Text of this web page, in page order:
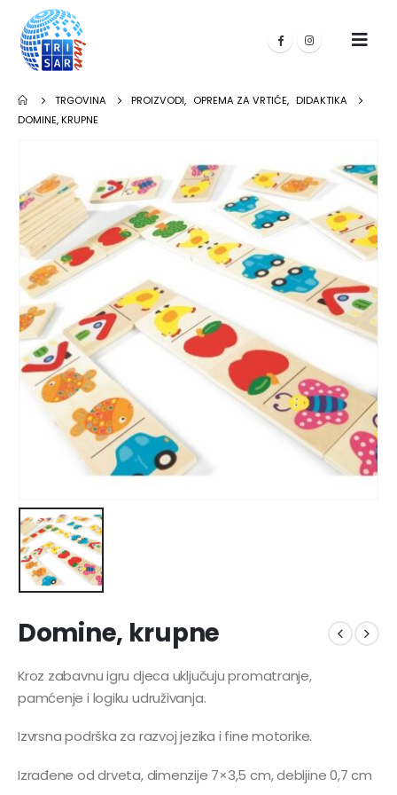
TRGOVINA PROIZVODI, OPREMA ZA VRTIĆE, DIDAKTIKA
DOMINE, KRUPNE
Domine, krupne
Kroz zabavnu igru djeca uključuju promatranje,
pamćenje i logiku udruživanja.
Izvrsna podrška za razvoj jezika i fine motorike.
Izrađene od drveta, dimenzije 7×3,5 cm, debljine 0,7 cm